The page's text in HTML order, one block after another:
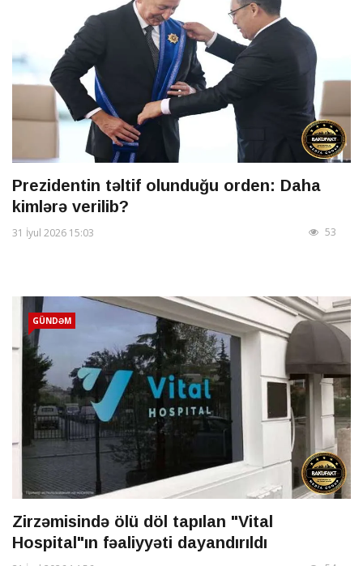
Prezidentin təltif olunduğu orden: Daha
kimlərə verilib?
31 İyul 2026 15:03 53
GÜNDƏM
Zirzəmisində ölü döl tapılan "Vital
Hospital"ın fəaliyyəti dayandırıldı